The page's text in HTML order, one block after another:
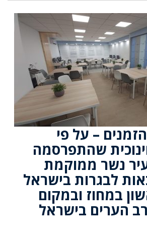
– על פי
שהתפרסמה
נשר ממוקמת
לבגרות בישראל
במחוז ובמקום
הערים בישראל